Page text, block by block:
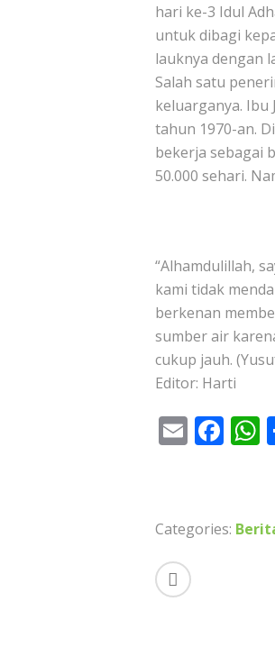
hari ke-3 Idul
untuk dibagi
lauknya dengan
Salah satu
keluarganya. Ibu
tahun 1970-an.
bekerja sebagai
50.000 sehari.
“Alhamdulillah,
kami tidak
berkenan
sumber air
cukup jauh.
Editor: Harti
E
l
F
b
o
s
Categories: